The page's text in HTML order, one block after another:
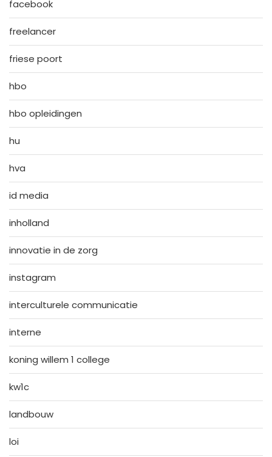
facebook
freelancer
friese poort
hbo
hbo opleidingen
hu
hva
id media
inholland
innovatie in de zorg
instagram
interculturele communicatie
interne
koning willem 1 college
kw1c
landbouw
loi